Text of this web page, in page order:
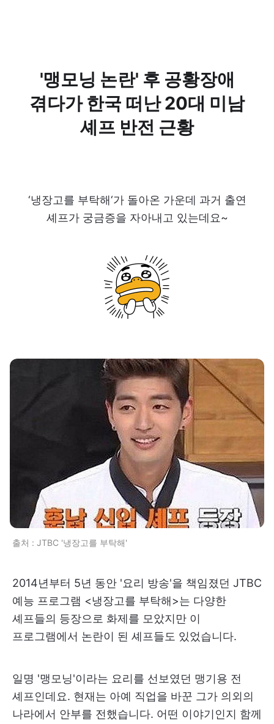
'맹모닝 논란' 후 공황장애
겪다가 한국 떠난 20대 미남
셰프 반전 근황
‘냉장고를 부탁해‘가 돌아온 가운데 과거 출연
셰프가 궁금증을 자아내고 있는데요~
출처 : JTBC '냉장고를 부탁해'
2014년부터 5년 동안 '요리 방송'을 책임졌던 JTBC
예능 프로그램 <냉장고를 부탁해>는 다양한
셰프들의 등장으로 화제를 모았지만 이
프로그램에서 논란이 된 셰프들도 있었습니다.
일명 '맹모닝'이라는 요리를 선보였던 맹기용 전
셰프인데요. 현재는 아예 직업을 바꾼 그가 의외의
나라에서 안부를 전했습니다. 어떤 이야기인지 함께